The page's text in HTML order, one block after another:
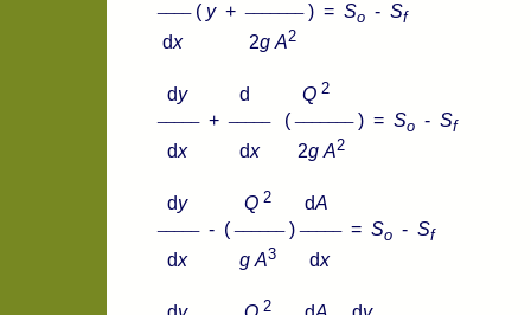
( y+ ) = So - Sf
dx2g A2
dyd Q 2
+ ( ) = So - Sf
dxdx2g A2
dy Q 2 dA
- ( ) = So - Sf
dx g A3 dx
2